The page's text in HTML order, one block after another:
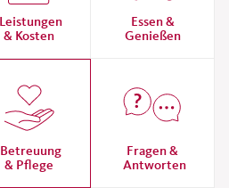
Leistungen
& Kosten
Essen &
Genießen
Betreuung
& Pflege
Fragen &
Antworten